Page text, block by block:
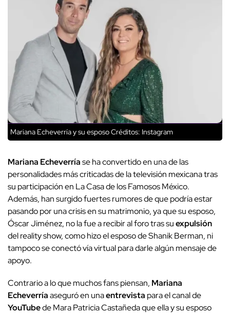
Mariana Echeverría y su esposoCréditos: Instagram
Mariana Echeverríase ha convertido en una de las
personalidades más criticadas de la televisión mexicana tras
su participación en La Casa de los Famosos México.
Además, han surgido fuertes rumores de que podría estar
pasando por una crisis en su matrimonio, ya que su esposo,
Óscar Jiménez, no la fue a recibir al foro tras suexpulsión
del reality show, como hizo el esposo de Shanik Berman, ni
tampoco se conectó vía virtual para darle algún mensaje de
apoyo.
Contrario a lo que muchos fans piensan, Mariana
Echeverríaaseguró en unaentrevista para el canal de
YouTubede Mara Patricia Castañeda que ella y su esposo